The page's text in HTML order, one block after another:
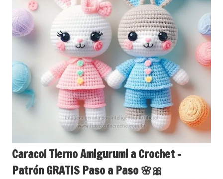
Caracol Tierno Amigurumi a Crochet –
Patrón GRATIS Paso a Paso 🌸🎀